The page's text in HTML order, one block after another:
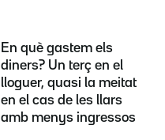
En què gastem els
diners? Un terç en el
lloguer, quasi la meitat
en el cas de les llars
amb menys ingressos